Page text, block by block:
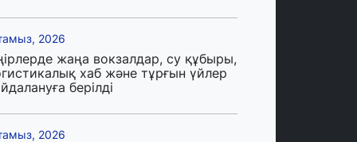
2026
жаңа вокзалдар, су құбыры,
хаб және тұрғын үйлер
берілді
2026